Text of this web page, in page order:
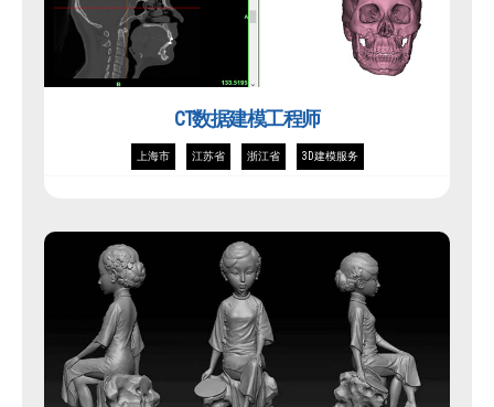
CT数据建模工程师
上海市 江苏省 浙江省 3D建模服务